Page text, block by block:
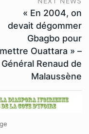
« En 2004, on
devait dégommer
Gbagbo pour
mettre Ouattara » –
Général Renaud de
Malaussène